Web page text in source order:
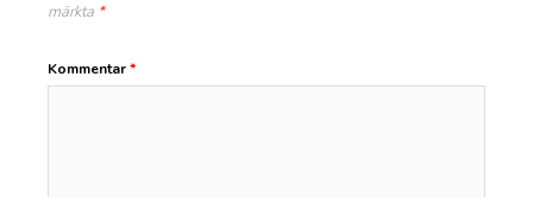
märkta *
Kommentar*